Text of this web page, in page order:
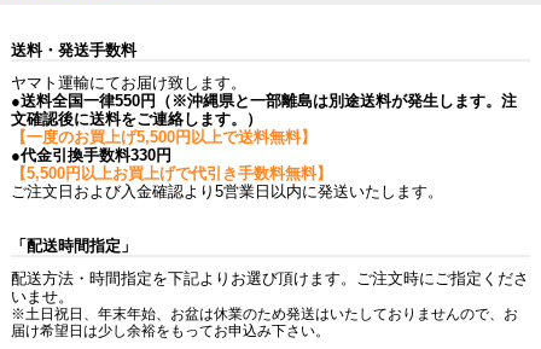
送料・発送手数料
ヤマト運輸にてお届け致します。
●送料全国一律550円（※沖縄県と一部離島は別途送料が発生します。注
文確認後に送料をご連絡します。）
【一度のお買上げ5,500円以上で送料無料】
●代金引換手数料330円
【5,500円以上お買上げで代引き手数料無料】
ご注文日および入金確認より5営業日以内に発送いたします。
「配送時間指定」
配送方法・時間指定を下記よりお選び頂けます。ご注文時にご指定くださ
いませ。
※土日祝日、年末年始、お盆は休業のため発送はいたしておりませんので、お
届け希望日は少し余裕をもってお申込み下さい。